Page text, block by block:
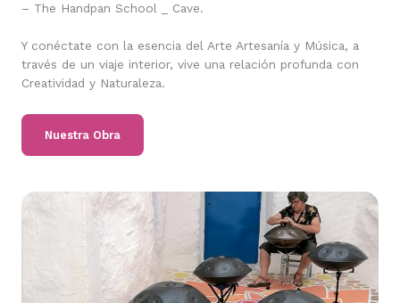
– The Handpan School _ Cave.
Y conéctate con la esencia del Arte Artesanía y Música, a
través de un viaje interior, vive una relación profunda con
Creatividad y Naturaleza.
Nuestra Obra